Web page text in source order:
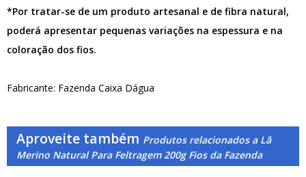
*Por tratar-se de um produto artesanal e de fibra natural,
poderá apresentar pequenas variações na espessura e na
coloração dos fios.
Fabricante: Fazenda Caixa Dágua
Aproveite também Produtos relacionados a Lã
Merino Natural Para Feltragem 200g Fios da Fazenda